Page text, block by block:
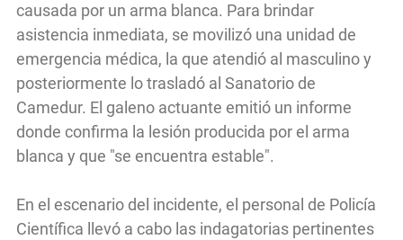
causada por un arma blanca. Para brindar
asistencia inmediata, se movilizó una unidad de
emergencia médica, la que atendió al masculino y
posteriormente lo trasladó al Sanatorio de
Camedur. El galeno actuante emitió un informe
donde confirma la lesión producida por el arma
blanca y que "se encuentra estable".
En el escenario del incidente, el personal de Policía
Científica llevó a cabo las indagatorias pertinentes